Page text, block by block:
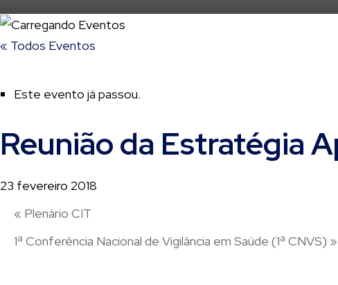
« Todos Eventos
Este evento já passou.
Reunião da Estratégia
23 fevereiro 2018
« Plenário CIT
1ª Conferência Nacional de Vigilância em Saúde (1ª CNVS) »